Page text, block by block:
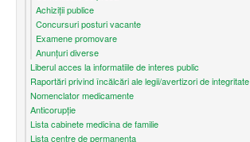
Achiziții publice
Concursuri posturi vacante
Examene promovare
Anunțuri diverse
Liberul acces la informatiile de interes public
Raportări privind încălcări ale legii/avertizori de integritate
Nomenclator medicamente
Anticorupție
Lista cabinete medicina de familie
Lista centre de permanenta